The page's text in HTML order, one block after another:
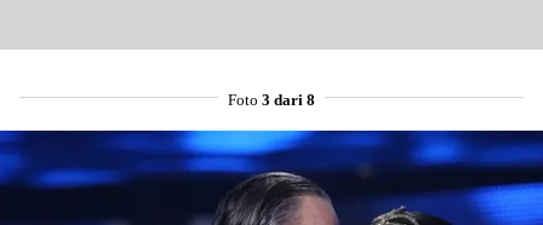
Foto 3 dari 8